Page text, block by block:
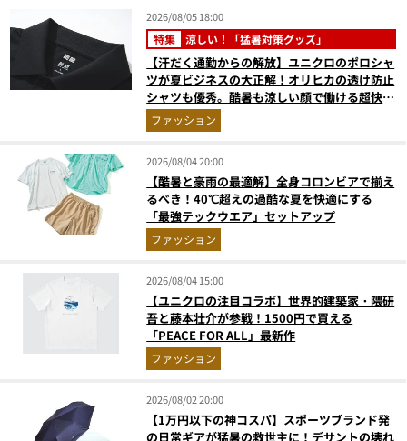
2026/08/05 18:00
特集 涼しい！「猛暑対策グッズ」
【汗だく通勤からの解放】ユニクロのポロシャ
ツが夏ビジネスの大正解！オリヒカの透け防止
シャツも優秀。酷暑も涼しい顔で働ける超快適
ウエアの実力
ファッション
2026/08/04 20:00
【酷暑と豪雨の最適解】全身コロンビアで揃え
るべき！40℃超えの過酷な夏を快適にする
「最強テックウエア」セットアップ
ファッション
2026/08/04 15:00
【ユニクロの注目コラボ】世界的建築家・隈研
吾と藤本壮介が参戦！1500円で買える
「PEACE FOR ALL」最新作
ファッション
2026/08/02 20:00
【1万円以下の神コスパ】スポーツブランド発
の日常ギアが猛暑の救世主に！デサントの壊れ